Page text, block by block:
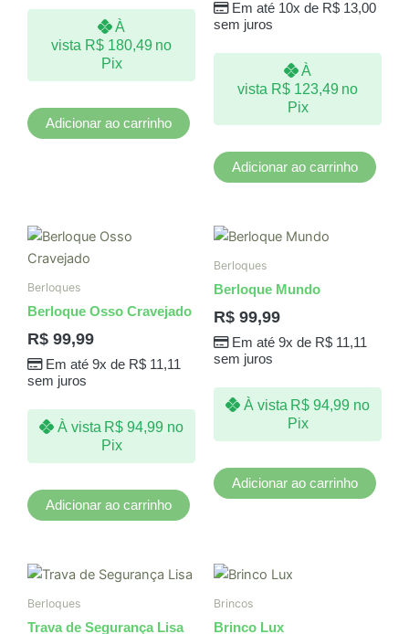
À
vista R$180,49 no
Pix
Adicionar ao carrinho
Em até 10x de R$13,00
sem juros
À
vista R$123,49 no
Pix
Adicionar ao carrinho
Berloques
Berloque Osso Cravejado
R$ 99,99
Em até 9x de R$11,11
sem juros
À vista R$ 94,99 no
Pix
Adicionar ao carrinho
Berloques
Berloque Mundo
R$ 99,99
Em até 9x de R$11,11
sem juros
À vista R$ 94,99 no
Pix
Adicionar ao carrinho
Berloques
Trava de Segurança Lisa
Brincos
Brinco Lux